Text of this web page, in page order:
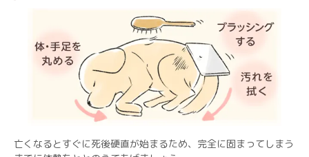
亡くなるとすぐに死後硬直が始まるため、完全に固まってしまう